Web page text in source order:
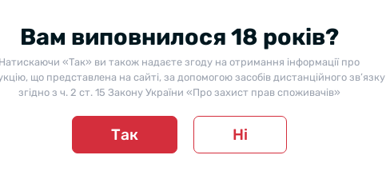
Belize / Мезан Беліз,
46%, 0.7 л
Вам виповнилося 18 років?
Натискаючи «Так» ви також надаєте згоду на отримання інформації про
що представлена на сайті, за допомогою засобів дистанційного зв’язку
згідно з ч. 2 ст. 15 Закону України «Про захист прав споживачів»
Так Ні